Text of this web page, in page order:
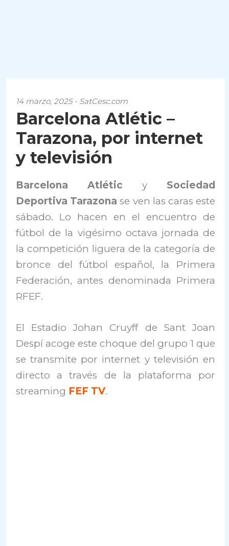
14 marzo, 2025 - SatCesc.com
Barcelona Atlétic –
Tarazona, por internet
y televisión
Barcelona Atlétic ySociedad
Deportiva Tarazona se ven las caras este
sábado. Lo hacen en el encuentro de
fútbol de la vigésimo octava jornada de
la competición liguera de la categoría de
bronce del fútbol español, la Primera
Federación, antes denominada Primera
RFEF.
El Estadio Johan Cruyff de Sant Joan
Despí acoge este choque del grupo 1 que
se transmite por internet y televisión en
directo a través de la plataforma por
streaming FEF TV.